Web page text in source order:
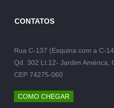
CONTATOS
Rua C-137 (Esquina com a C-
Qd. 302 Lt.12- Jardim América,
CEP 74275-060
COMO CHEGAR